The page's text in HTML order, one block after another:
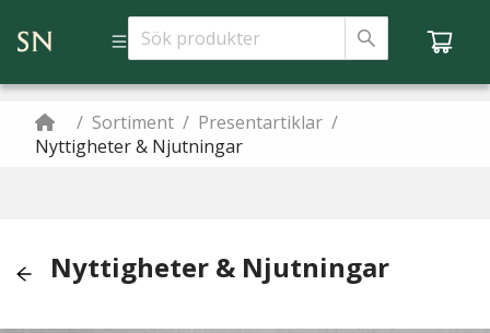
/ Sortiment / Presentartiklar /
Nyttigheter & Njutningar
Nyttigheter & Njutningar